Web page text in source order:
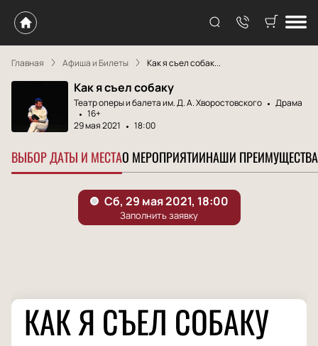
Главная Афиша и Билеты Как я съел собак...
Как я съел собаку
Театр оперы и балета им. Д. А. Хворостовского
Драма
16+
29 мая 2021
18:00
ВЫБОР ДАТЫ И МЕСТАО МЕРОПРИЯТИИНАШИ ПРЕИМУЩЕСТВА
КАК Я СЪЕЛ СОБАКУ